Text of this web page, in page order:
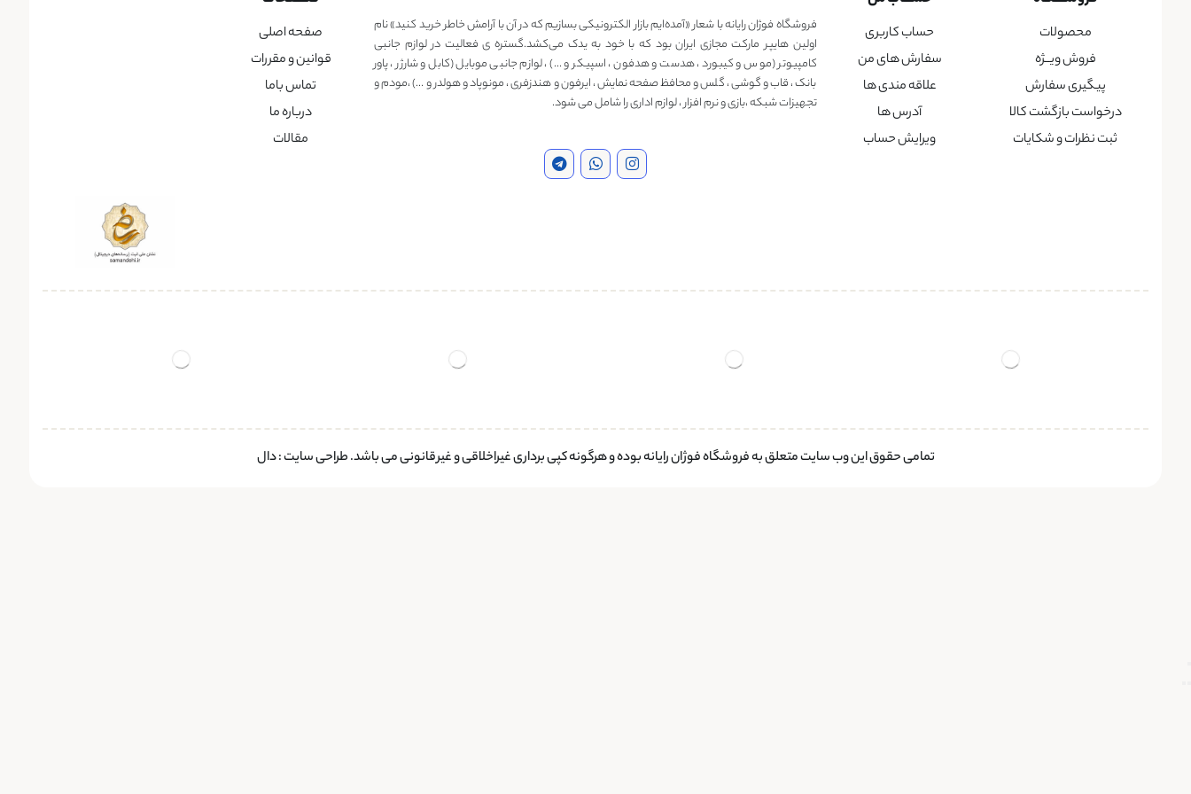
محصولات
فروش ویــژه
پیگیری سفارش
درخواست بازگشت کالا
ثبت نظرات و شکایات
حساب کاربری
سفارش های من
علاقه مندی ها
آدرس ها
ویرایش حساب
فروشگاه فوژان رایانه با شعار «آمده‌ایم بازار الکترونیکی بسازیم که در آن با آرامش خاطر خرید کنید» نام
اولین هایپر مارکت مجازی ایران بود که با خود به یدک می‌کشد.گستره ی فعالیت در لوازم جانبی
کامپیوتر (موس و کیبورد ، هدست و هدفون ، اسپیکر و …) ، لوازم جانبی موبایل (کابل و شارژر ، پاور
بانک ، قاب و گوشی ، گلس و محافظ صفحه نمایش ، ایرفون و هندزفری ، مونوپاد و هولدر و …) ،مودم و
تجهیزات شبکه ،بازی و نرم افزار ، لوازم اداری را شامل می شود.
صفحه اصلی
قوانین و مقررات
تماس باما
درباره ما
مقالات
تمامی حقوق این وب سایت متعلق به فروشگاه فوژان رایانه بوده و هرگونه کپی برداری غیراخلاقی و غیرقانونی می باشد.طراحی سایت:دال